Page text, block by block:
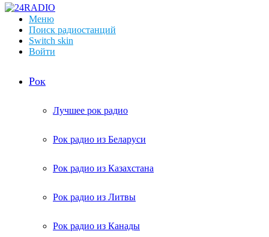
Меню
Поиск радиостанций
Switch skin
Войти
Рок
Лучшее рок радио
Рок радио из Беларуси
Рок радио из Казахстана
Рок радио из Литвы
Рок радио из Канады